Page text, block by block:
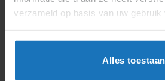
verzameld op basis van uw gebruik
Alles toestaan
medewerker verbiedt om bij een
dezelfde branche). Er gelden
geldigheid van het beding, voor